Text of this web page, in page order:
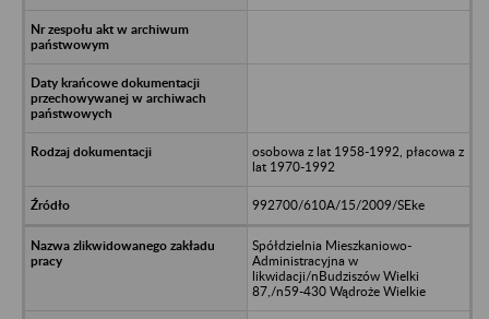
osobowa z lat 1958-1992, płacowa z
lat 1970-1992
992700/610A/15/2009/SEke
Spółdzielnia Mieszkaniowo-
Administracyjna w
likwidacji/nBudziszów Wielki
87,/n59-430 Wądroże Wielkie